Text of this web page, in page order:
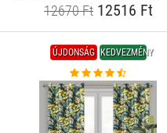
12670 Ft12516 Ft
ÚJDONSÁG KEDVEZMÉNY